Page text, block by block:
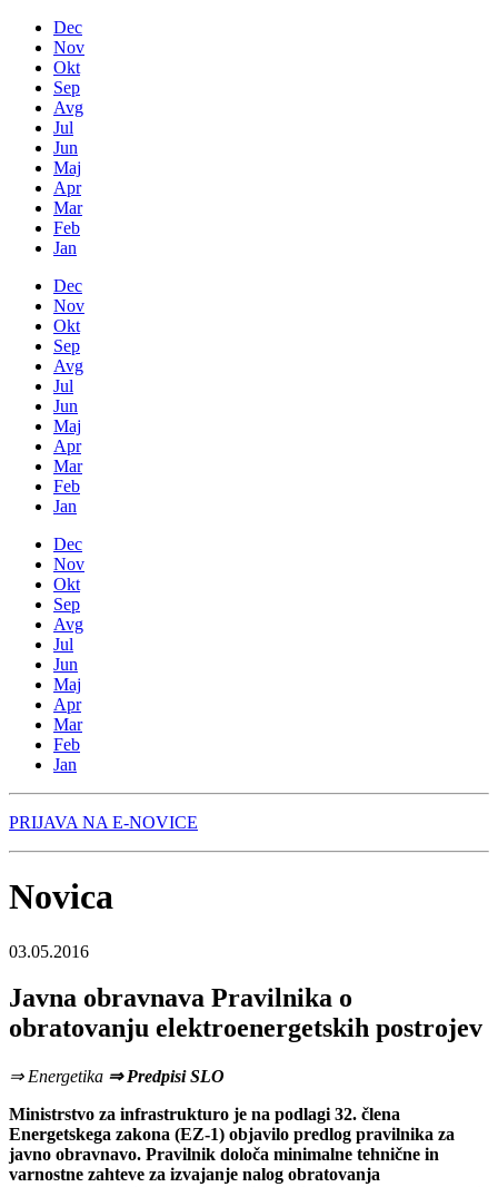
Dec
Nov
Okt
Sep
Avg
Jul
Jun
Maj
Apr
Mar
Feb
Jan
Dec
Nov
Okt
Sep
Avg
Jul
Jun
Maj
Apr
Mar
Feb
Jan
Dec
Nov
Okt
Sep
Avg
Jul
Jun
Maj
Apr
Mar
Feb
Jan
PRIJAVA NA E-NOVICE
Novica
03.05.2016
Javna obravnava Pravilnika o
obratovanju elektroenergetskih postrojev
⇒ Energetika ⇒ Predpisi SLO
Ministrstvo za infrastrukturo je na podlagi 32. člena
Energetskega zakona (EZ-1) objavilo predlog pravilnika za
javno obravnavo. Pravilnik določa minimalne tehnične in
varnostne zahteve za izvajanje nalog obratovanja